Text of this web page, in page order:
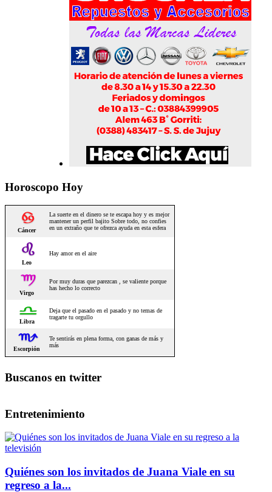
Horoscopo Hoy
Buscanos en twitter
Entretenimiento
Quiénes son los invitados de Juana Viale en su
regreso a la...